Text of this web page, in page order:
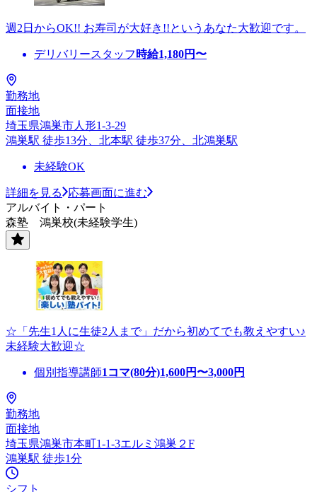
週2日からOK!! お寿司が大好き!!というあなた大歓迎です。
デリバリースタッフ 時給1,180円〜
勤務地
面接地
埼玉県鴻巣市人形1-3-29
鴻巣駅 徒歩13分、北本駅 徒歩37分、北鴻巣駅
未経験OK
詳細を見る
応募画面に進む
アルバイト・パート
森塾 鴻巣校(未経験学生)
☆「先生1人に生徒2人まで」だから初めてでも教えやすい♪
未経験大歓迎☆
個別指導講師1コマ(80分)1,600円〜3,000円
勤務地
面接地
埼玉県鴻巣市本町1-1-3エルミ鴻巣２F
鴻巣駅 徒歩1分
シフト